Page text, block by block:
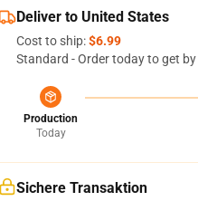
Deliver to United States
Cost to ship:$6.99
Standard - Order today to get by
Production
Today
Sichere Transaktion